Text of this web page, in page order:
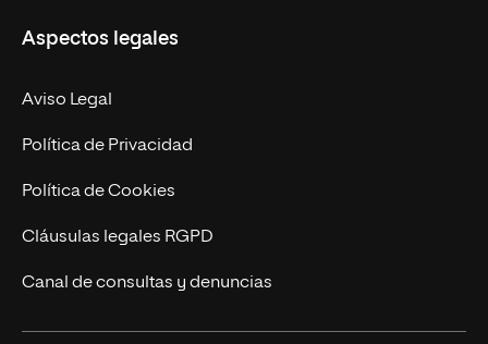
Doctorados
Experto Universitario
Postgrados
Cursos Universitarios
Facultades
Nuestro Equipo
Trabaja en UNIR
Actualidad
UNIR Revista
Eventos
Aspectos legales
Aviso Legal
Política de Privacidad
Política de Cookies
Cláusulas legales RGPD
Canal de consultas y denuncias